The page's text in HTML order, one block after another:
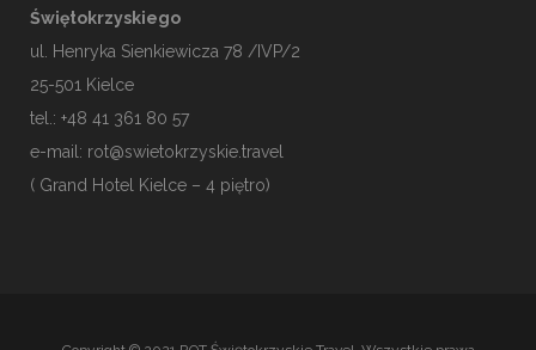
Świętokrzyskiego
ul. Henryka Sienkiewicza 78 /IVP/2
25-501 Kielce
tel.: +48 41 361 80 57
e-mail: rot@swietokrzyskie.travel
( Grand Hotel Kielce – 4 piętro)